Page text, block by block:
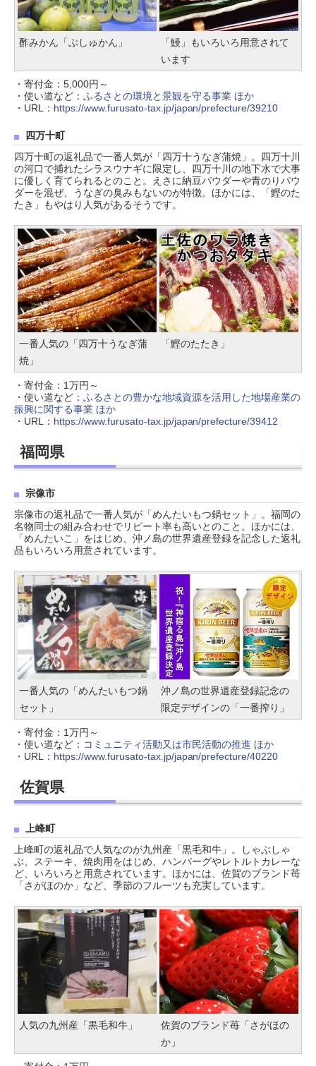
酢みかん「ぶしゅかん」
「鰻」もいろいろ用意されて
います
・寄付金：5,000円～
・使い道など： ふるさとの環境と景観を守る事業 ほか
・URL： https://www.furusato-tax.jp/japan/prefecture/39210
四万十町
四万十町の返礼品で一番人気が「四万十うなぎ蒲焼」。四万十川
の河口で捕れたシラスウナギに限定し、四万十川の地下水で大事
に優しく育てられるとのこと。えさに納豆パウダーや青のりパウ
ダーを混ぜ、うなぎの臭みもないのが特徴。ほかには、「鰹のた
たき」もやはり人気があるそうです。
一番人気の「四万十うなぎ蒲
焼」
「鰹のたたき」
・寄付金：1万円～
・使い道など： ふるさとの豊かな地域資源を活用した地場産業の
振興に関する事業 ほか
・URL： https://www.furusato-tax.jp/japan/prefecture/39412
福岡県
宗像市
宗像市の返礼品で一番人気が「めんたいもつ鍋セット」。福岡の
名物同士の組み合わせでリピート率も高いとのこと。ほかには、
「めんたいこ」をはじめ、沖ノ島の世界遺産登録を記念した返礼
品もいろいろ用意されています。
一番人気の「めんたいもつ鍋
セット」
沖ノ島の世界遺産登録記念の
限定デザインの「一番搾り」
・寄付金：1万円～
・使い道など： コミュニティ活動又は市民活動の推進 ほか
・URL： https://www.furusato-tax.jp/japan/prefecture/40220
佐賀県
上峰町
上峰町の返礼品で人気なのが九州産「黒毛和牛」。しゃぶしゃ
ぶ、ステーキ、焼肉用をはじめ、ハンバーグやレトルトカレーな
ど、いろいろと用意されています。ほかには、佐賀のブランド苺
「さがほのか」など、季節のフルーツも充実しています。
人気の九州産「黒毛和牛」
佐賀のブランド苺「さがほの
か」